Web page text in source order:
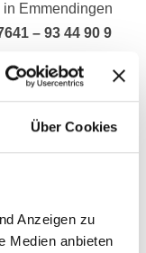
Über Cookies
Anzeigen zu
Medien anbieten
Emmendingen
– 93 44 90 9